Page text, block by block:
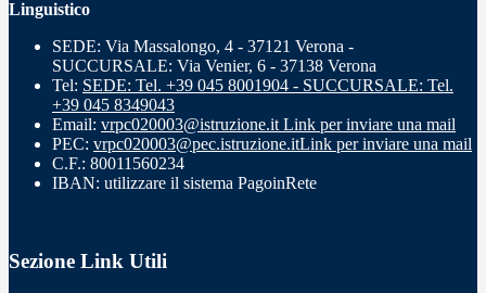
Linguistico
SEDE: Via Massalongo, 4 - 37121 Verona -
SUCCURSALE: Via Venier, 6 - 37138 Verona
Tel: SEDE: Tel. +39 045 8001904 - SUCCURSALE: Tel.
+39 045 8349043
Email: vrpc020003@istruzione.it Link per inviare una mail
PEC: vrpc020003@pec.istruzione.itLink per inviare una mail
C.F.: 80011560234
IBAN: utilizzare il sistema PagoinRete
Sezione Link Utili